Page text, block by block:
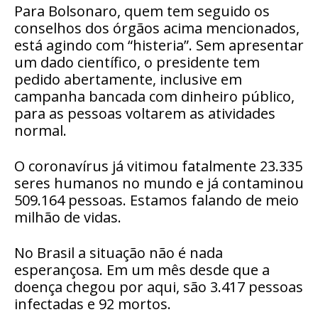
Para Bolsonaro, quem tem seguido os
conselhos dos órgãos acima mencionados,
está agindo com “histeria”. Sem apresentar
um dado científico, o presidente tem
pedido abertamente, inclusive em
campanha bancada com dinheiro público,
para as pessoas voltarem as atividades
normal.
O coronavírus já vitimou fatalmente 23.335
seres humanos no mundo e já contaminou
509.164 pessoas. Estamos falando de meio
milhão de vidas.
No Brasil a situação não é nada
esperançosa. Em um mês desde que a
doença chegou por aqui, são 3.417 pessoas
infectadas e 92 mortos.